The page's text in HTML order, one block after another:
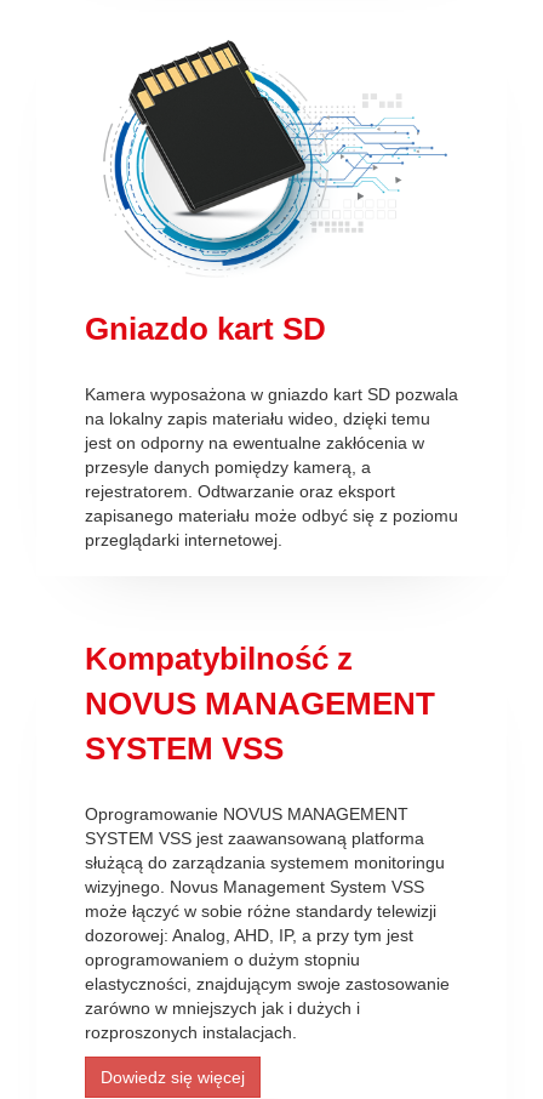
Gniazdo kart SD
Kamera wyposażona w gniazdo kart SD pozwala
na lokalny zapis materiału wideo, dzięki temu
jest on odporny na ewentualne zakłócenia w
przesyle danych pomiędzy kamerą, a
rejestratorem. Odtwarzanie oraz eksport
zapisanego materiału może odbyć się z poziomu
przeglądarki internetowej.
Kompatybilność z
NOVUS MANAGEMENT
SYSTEM VSS
Oprogramowanie NOVUS MANAGEMENT
SYSTEM VSS jest zaawansowaną platforma
służącą do zarządzania systemem monitoringu
wizyjnego. Novus Management System VSS
może łączyć w sobie różne standardy telewizji
dozorowej: Analog, AHD, IP, a przy tym jest
oprogramowaniem o dużym stopniu
elastyczności, znajdującym swoje zastosowanie
zarówno w mniejszych jak i dużych i
rozproszonych instalacjach.
Dowiedz się więcej